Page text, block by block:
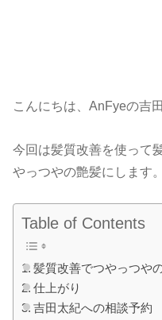
こんにちは、AnFyeの吉
今回は髪質改善を使って
やっつやの艶髪にします。
Table of Contents
髪質改善でつやっつや
仕上がり
吉田太紀への相談予約